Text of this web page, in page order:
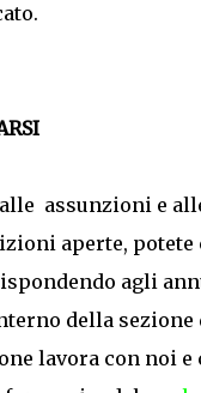
assunzioni e
aperte, potete
agli
della sezione
lavora con noi e